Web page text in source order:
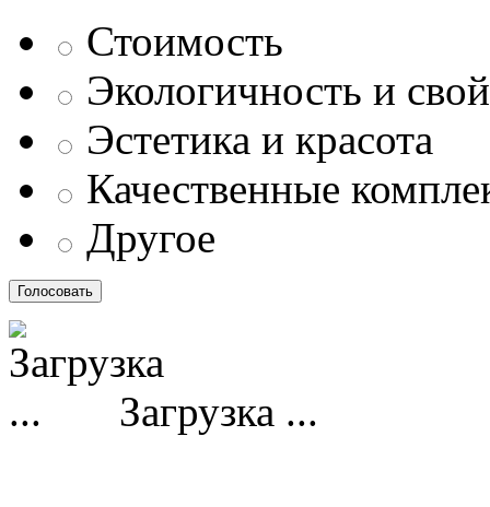
Стоимость
Экологичность и
Эстетика и красота
Качественные
Другое
Загрузка ...